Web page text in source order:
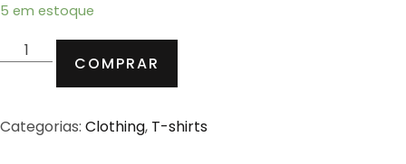
5 em estoque
COMPRAR
Categorias: Clothing, T-shirts